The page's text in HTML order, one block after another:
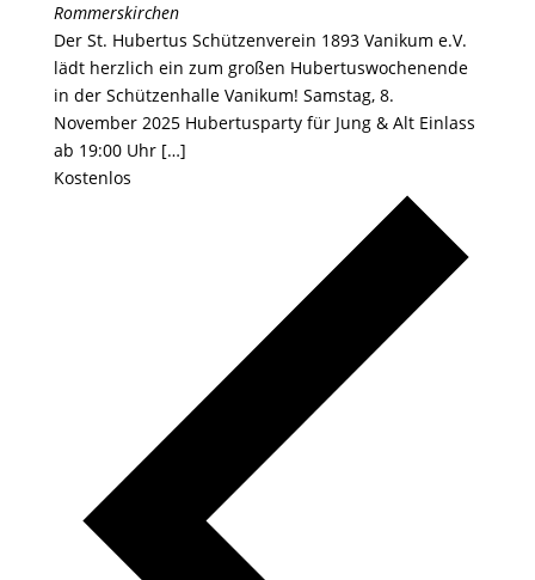
Rommerskirchen
Der St. Hubertus Schützenverein 1893 Vanikum e.V.
lädt herzlich ein zum großen Hubertuswochenende
in der Schützenhalle Vanikum! Samstag, 8.
November 2025 Hubertusparty für Jung & Alt Einlass
ab 19:00 Uhr […]
Kostenlos